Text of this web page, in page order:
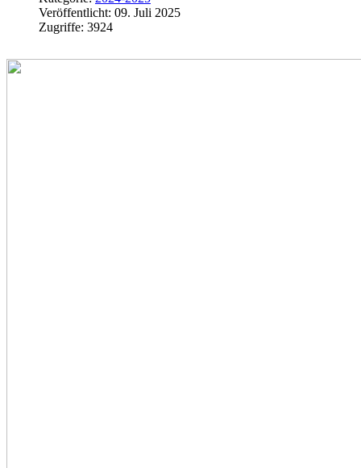
Veröffentlicht: 09. Juli 2025
Zugriffe: 3924